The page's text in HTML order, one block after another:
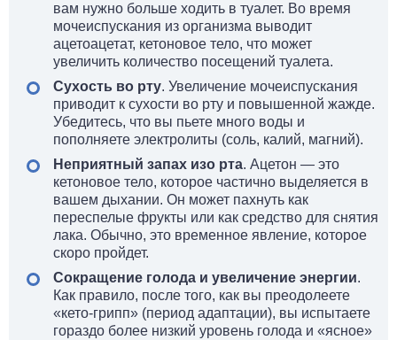
вам нужно больше ходить в туалет. Во время
мочеиспускания из организма выводит
ацетоацетат, кетоновое тело, что может
увеличить количество посещений туалета.
Сухость во рту. Увеличение мочеиспускания
приводит к сухости во рту и повышенной жажде.
Убедитесь, что вы пьете много воды и
пополняете электролиты (соль, калий, магний).
Неприятный запах изо рта. Ацетон — это
кетоновое тело, которое частично выделяется в
вашем дыхании. Он может пахнуть как
переспелые фрукты или как средство для снятия
лака. Обычно, это временное явление, которое
скоро пройдет.
Сокращение голода и увеличение энергии.
Как правило, после того, как вы преодолеете
«кето-грипп» (период адаптации), вы испытаете
гораздо более низкий уровень голода и «ясное»